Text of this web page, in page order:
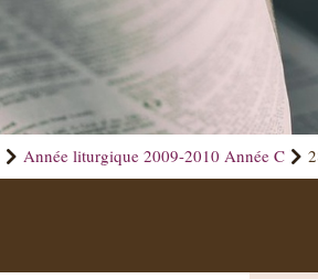
Année liturgique 2009-2010 Année C